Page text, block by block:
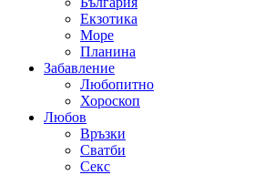
Екзотика
Море
Планина
Забавление
Любопитно
Хороскоп
Любов
Връзки
Сватби
Секс